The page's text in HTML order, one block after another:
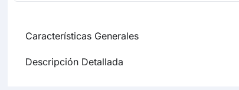
Características Generales
Descripción Detallada